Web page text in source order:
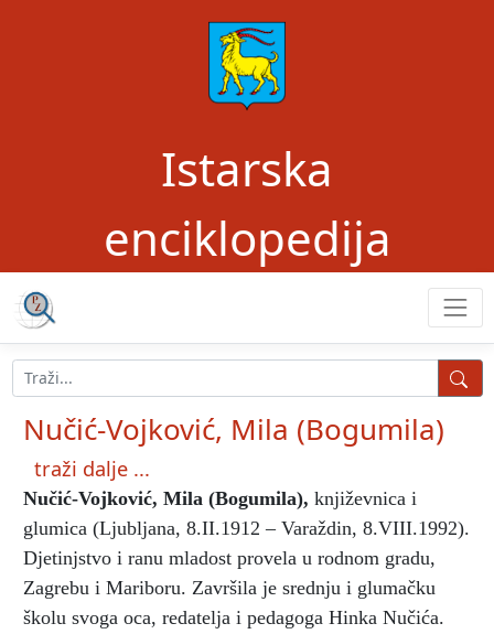
Istarska
enciklopedija
Nučić-Vojković, Mila (Bogumila)
traži dalje ...
Nučić-Vojković, Mila (Bogumila), književnica i
glumica (Ljubljana, 8.II.1912 – Varaždin, 8.VIII.1992).
Djetinjstvo i ranu mladost provela u rodnom gradu,
Zagrebu i Mariboru. Završila je srednju i glumačku
školu svoga oca, redatelja i pedagoga Hinka Nučića.